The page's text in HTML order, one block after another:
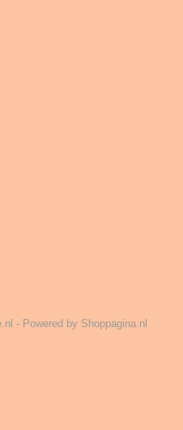
- Powered by Shoppagina.nl